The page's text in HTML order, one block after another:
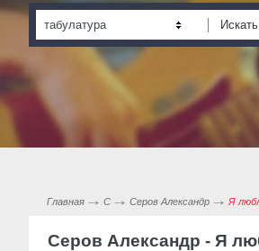
табулатура
Главная С Серов Александр Я
Серов Александр - Я